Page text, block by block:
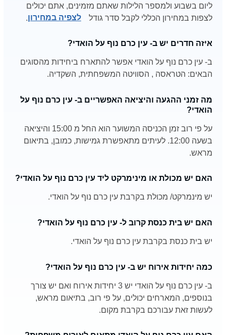
ליום בשבוע ולמספר הלילות שאתם מזמינים, אתם יכולים
לצפות במחירון הכללי לקבל סדר גודל
לצפיה במחירון.
איזה חדרים יש ב- עין כרם נוף על הואדי?
ב- עין כרם נוף על הואדי אפשר להתארח ביחידות מהסוגים
הבאים: הטראסה , הסוויטה המשפחתית, השקדיה.
מה זמני ההגעה והיציאה האפשריים ב- עין כרם נוף על
הואדי?
על פי רוב זמן הכניסה המשוער הוא החל מ 15:00 והיציאה
בשעה 12:00. לעיתים מתאפשרת גמישות, כמובן, בתיאום
מראש.
האם יש מכולת או מינימרקט ליד עין כרם נוף על הואדי?
יש מינמרקט/ מכולת בקרבת עין כרם נוף על הואדי.
האם יש בית כנסת קרוב ל- עין כרם נוף על הואדי?
יש בית כנסת בקרבת עין כרם נוף על הואדי.
כמה יחידות אירוח יש ב- עין כרם נוף על הואדי?
ב- עין כרם נוף על הואדי יש 3 יחידות אירוח ואם יש צורך
בנוספים, המארחים יכולים, על פי רוב, בתיאום מראש,
לעשות זאת עבורכם בקרבת מקום.